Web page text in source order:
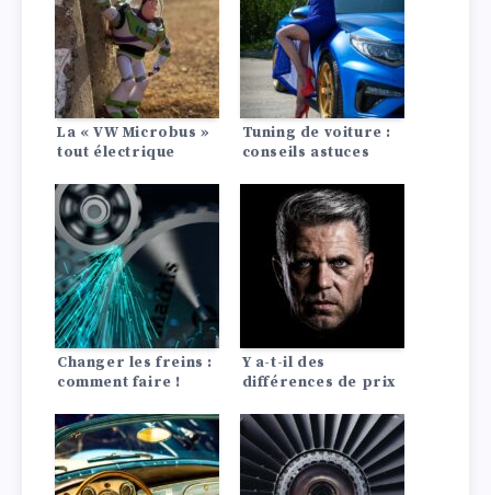
La « VW Microbus »
tout électrique
peine d’être
attendue. Et nous
attendrons….
Tuning de voiture :
conseils astuces
Changer les freins :
comment faire !
Y a-t-il des
différences de prix
entre les Lada?